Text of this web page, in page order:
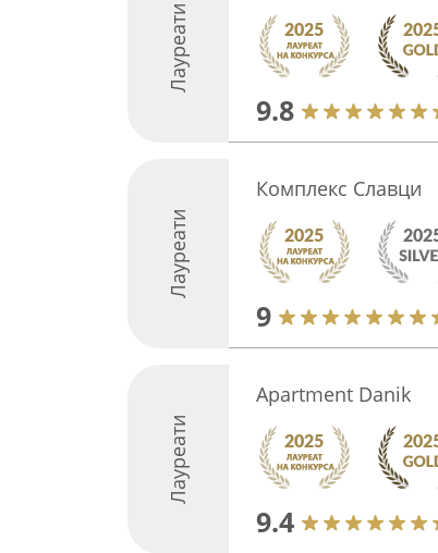
Лауреати
9.8
Лауреати
Комплекс Славци
9
Лауреати
Apartment Danik
9.4